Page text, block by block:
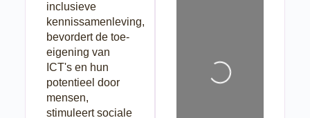
inclusieve
kennissamenleving,
bevordert de toe-
eigening van
ICT's en hun
potentieel door
mensen,
stimuleert sociale